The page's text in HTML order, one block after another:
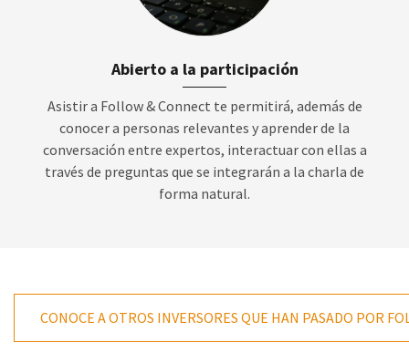
Abierto a la participación
Asistir a Follow & Connect te permitirá, además de
conocer a personas relevantes y aprender de la
conversación entre expertos, interactuar con ellas a
través de preguntas que se integrarán a la charla de
forma natural.
CONOCE A OTROS INVERSORES QUE HAN PASADO POR